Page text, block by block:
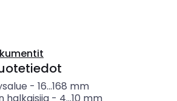
- 16...168 mm